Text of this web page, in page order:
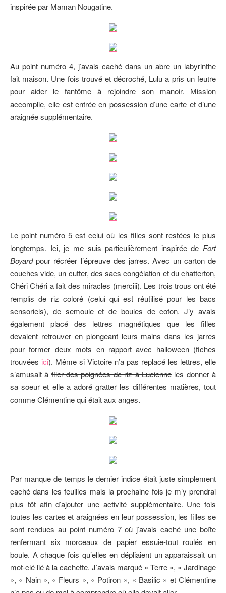
inspirée par Maman Nougatine.
Au point numéro 4, j’avais caché dans un abre un labyrinthe
fait maison. Une fois trouvé et décroché, Lulu a pris un feutre
pour aider le fantôme à rejoindre son manoir. Mission
accomplie, elle est entrée en possession d’une carte et d’une
araignée supplémentaire.
Le point numéro 5 est celui où les filles sont restées le plus
longtemps. Ici, je me suis particulièrement inspirée de Fort
Boyardpour récréer l’épreuve des jarres. Avec un carton de
couches vide, un cutter, des sacs congélation et du chatterton,
Chéri Chéri a fait des miracles (merciii). Les trois trous ont été
remplis de riz coloré (celui qui est réutilisé pour les bacs
sensoriels), de semoule et de boules de coton. J’y avais
également placé des lettres magnétiques que les filles
devaient retrouver en plongeant leurs mains dans les jarres
pour former deux mots en rapport avec halloween (fiches
trouvées ici). Même si Victoire n’a pas replacé les lettres, elle
s’amusait àfiler des poignées de riz à Lucienneles donner à
sa soeur et elle a adoré gratter les différentes matières, tout
comme Clémentine qui était aux anges.
Par manque de temps le dernier indice était juste simplement
caché dans les feuilles mais la prochaine fois je m’y prendrai
plus tôt afin d’ajouter une activité supplémentaire. Une fois
toutes les cartes et araignées en leur possession, les filles se
sont rendues au point numéro 7 où j’avais caché une boîte
renfermant six morceaux de papier essuie-tout roulés en
boule. A chaque fois qu’elles en dépliaient un apparaissait un
mot-clé lié à la cachette. J’avais marqué « Terre », « Jardinage
», « Nain », « Fleurs », « Potiron », « Basilic » et Clémentine